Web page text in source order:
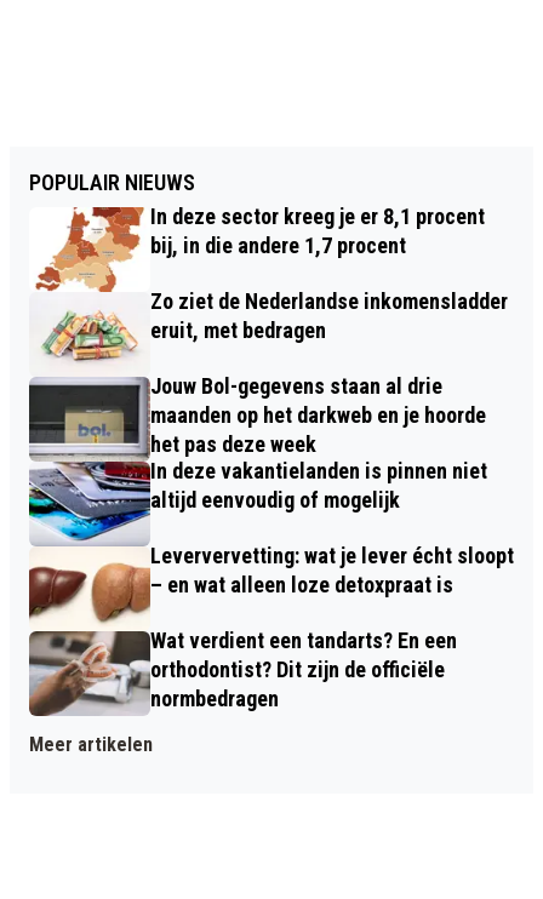
POPULAIR NIEUWS
In deze sector kreeg je er 8,1 procent
bij, in die andere 1,7 procent
Zo ziet de Nederlandse inkomensladder
eruit, met bedragen
Jouw Bol-gegevens staan al drie
maanden op het darkweb en je hoorde
het pas deze week
In deze vakantielanden is pinnen niet
altijd eenvoudig of mogelijk
Leververvetting: wat je lever écht sloopt
– en wat alleen loze detoxpraat is
Wat verdient een tandarts? En een
orthodontist? Dit zijn de officiële
normbedragen
Meer artikelen